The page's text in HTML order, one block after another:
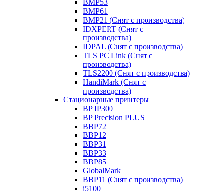
BMP53
BMP61
BMP21 (Снят с производства)
IDXPERT (Снят с
производства)
IDPAL (Снят с производства)
TLS PC Link (Снят с
производства)
TLS2200 (Снят с производства)
HandiMark (Снят с
производства)
Стационарные принтеры
BP IP300
BP Precision PLUS
BBP72
BBP12
BBP31
BBP33
BBP85
GlobalMark
BBP11 (Снят с производства)
i5100